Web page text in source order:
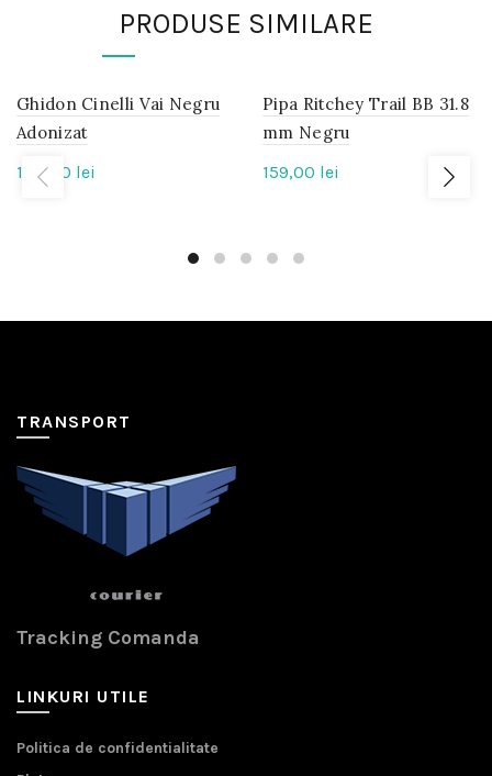
PRODUSE SIMILARE
IN
STOC
Ghidon Cinelli Vai Negru
Adonizat
180,00 lei
IN
STOC
Pipa Ritchey Trail BB 31.8
mm Negru
159,00 lei
TRANSPORT
Tracking Comanda
LINKURI UTILE
Politica de confidentialitate